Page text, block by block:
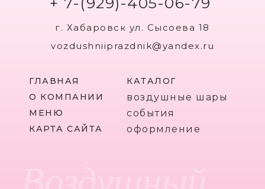
ГЛАВНАЯ
г. Хабаровск ул. Сысоева 18
vozdushniiprazdnik@yandex.ru
О КОМПАНИИ
КАРТА САЙТА
МЕНЮ
КАТАЛОГ
воздушные шары
события
оформление